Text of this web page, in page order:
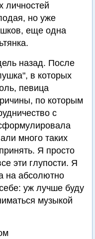
личностей
но уже
еще одна
назад. После
в которых
певица
по которым
с
много таких
Я просто
эти глупости. Я
на абсолютно
уж лучше буду
музыкой